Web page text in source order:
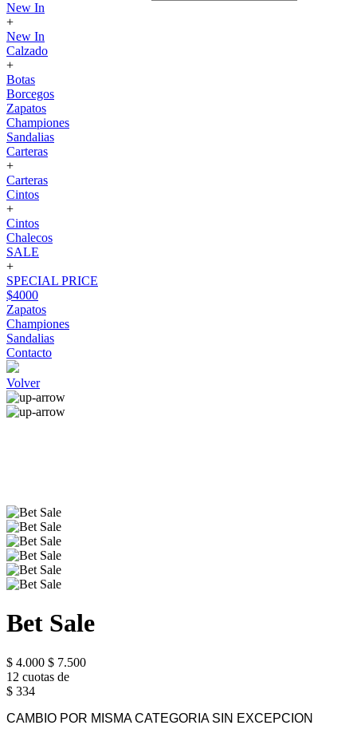
New In
+
New In
Calzado
+
Botas
Borcegos
Zapatos
Championes
Sandalias
Carteras
+
Carteras
Cintos
+
Cintos
Chalecos
SALE
+
SPECIAL PRICE
$4000
Zapatos
Championes
Sandalias
Contacto
Volver
Bet Sale
$ 4.000 $ 7.500
12 cuotas de
$ 334
CAMBIO POR MISMA CATEGORIA SIN EXCEPCION